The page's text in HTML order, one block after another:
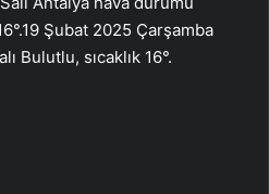
°.19 Şubat 2025 Çarşamba
Bulutlu, sıcaklık 16°.